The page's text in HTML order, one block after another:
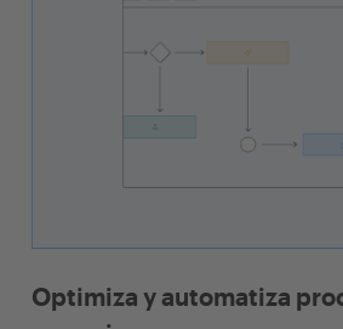
Optimiza y automatiza